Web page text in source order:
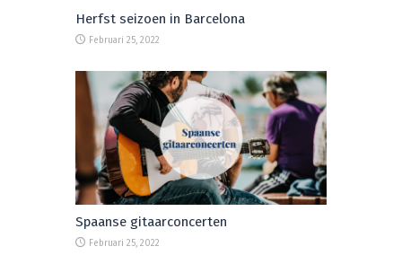
Herfst seizoen in Barcelona
Februari 25, 2022
Spaanse gitaarconcerten
Februari 25, 2022